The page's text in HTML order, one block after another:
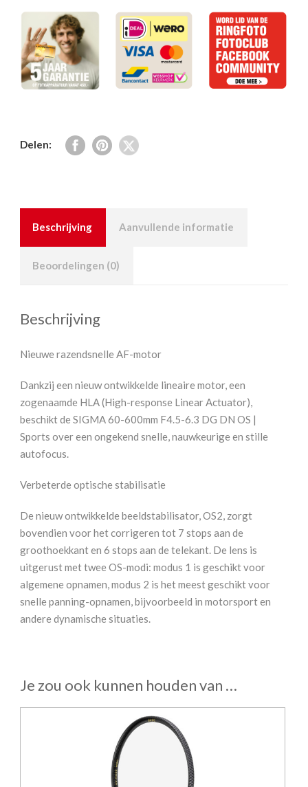
Delen:
Beschrijving Aanvullende informatie
Beoordelingen (0)
Beschrijving
Nieuwe razendsnelle AF-motor
Dankzij een nieuw ontwikkelde lineaire motor, een
zogenaamde HLA (High-response Linear Actuator),
beschikt de SIGMA 60-600mm F4.5-6.3 DG DN OS |
Sports over een ongekend snelle, nauwkeurige en stille
autofocus.
Verbeterde optische stabilisatie
De nieuw ontwikkelde beeldstabilisator, OS2, zorgt
bovendien voor het corrigeren tot 7 stops aan de
groothoekkant en 6 stops aan de telekant. De lens is
uitgerust met twee OS-modi: modus 1 is geschikt voor
algemene opnamen, modus 2 is het meest geschikt voor
snelle panning-opnamen, bijvoorbeeld in motorsport en
andere dynamische situaties.
Je zou ook kunnen houden van …